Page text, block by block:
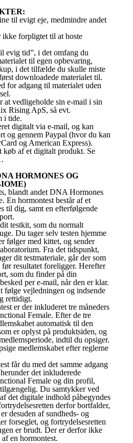
til evigt eje, medmindre andet
forpligtet til at hoste
evig tid”, i det omfang du
til egen opbevaring,
i det tilfælde du skulle miste
downloadede materialet til.
for adgang til materialet uden
at vedligeholde sin e-mail i sin
Rising ApS, så evt.
i tide.
digitalt via e-mail, og kan
og gennem Paypal (hvor du kan
og American Express).
af et digitalt produkt. Se
HORMONES OG
blandt andet DNA Hormones
En hormontest består af et
til dig, samt en efterfølgende
testkit, som du normalt
Du tager selv testen hjemme
følger med kittet, og sender
Fra det tidspunkt,
dit testmateriale, går der som
resultatet foreligger. Herefter
som du finder på din
per e-mail, når den er klar.
følge vejledningen og indsende
rettidigt.
er der inkluderet tre måneders
Female. Efter de tre
automatisk til den
er oplyst på produktsiden, og
indtil du opsiger.
medlemskabet efter reglerne
får du med det samme adgang
det inkluderede
Female og din profil,
Du samtykker ved
det digitale indhold påbegyndes
derfor bortfalder,
desuden af sundheds- og
forseglet, og fortrydelsesretten
er brudt. Der er derfor ikke
en hormontest.